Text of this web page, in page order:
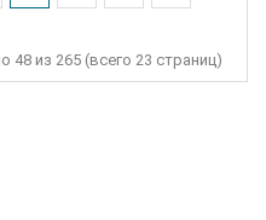
48 из 265 (всего 23 страниц)